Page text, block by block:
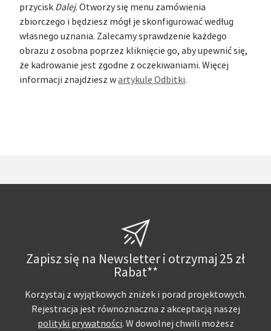
przycisk Dalej. Otworzy się menu zamówienia
zbiorczego i będziesz mógł je skonfigurować według
własnego uznania. Zalecamy sprawdzenie każdego
obrazu z osobna poprzez kliknięcie go, aby upewnić się,
że kadrowanie jest zgodne z oczekiwaniami. Więcej
informacji znajdziesz wartykule Odbitki.
Zapisz się na Newsletter i otrzymaj 25 zł
Rabat**
Korzystaj z wyjątkowych zniżek i porad projektowych.
Rejestracja jest równoznaczna z akceptacją naszej
polityki prywatności. W dowolnej chwili możesz